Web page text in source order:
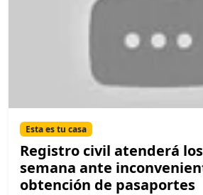
Esta es tu casa
Registro civil atenderá
semana ante
obtención de pasaportes